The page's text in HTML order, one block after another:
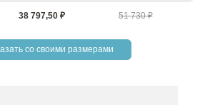
38 797,50 ₽ 51 730 ₽
со своими размерами